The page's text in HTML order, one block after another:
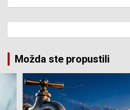
Možda ste propustili